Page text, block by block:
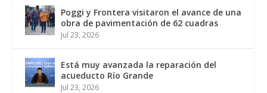
Poggi y Frontera visitaron el avance de una
obra de pavimentación de 62 cuadras
Jul 23, 2026
Está muy avanzada la reparación del
acueducto Río Grande
Jul 23, 2026